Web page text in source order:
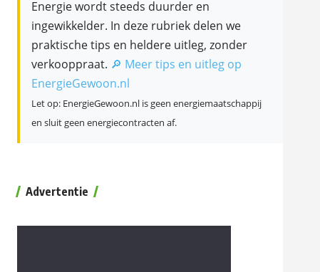
Energie wordt steeds duurder en
ingewikkelder. In deze rubriek delen we
praktische tips en heldere uitleg, zonder
verkooppraat. 🔎 Meer tips en uitleg op
EnergieGewoon.nl
Let op: EnergieGewoon.nl is geen energiemaatschappij
en sluit geen energiecontracten af.
Advertentie